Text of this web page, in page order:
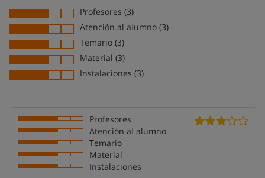
Profesores (3)
Atención al alumno (3)
Temario (3)
Material (3)
Instalaciones (3)
Profesores
Atención al alumno
Temario
Material
Instalaciones